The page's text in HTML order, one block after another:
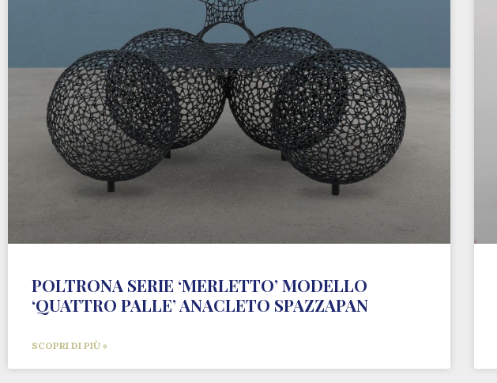
POLTRONA SERIE ‘MERLETTO’ MODELLO
‘QUATTRO PALLE’ ANACLETO SPAZZAPAN
SCOPRI DI PIÙ »